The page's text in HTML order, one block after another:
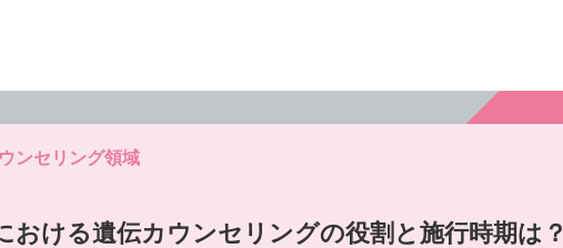
ンセリング領域
おける遺伝カウンセリングの役割と施行時期は？